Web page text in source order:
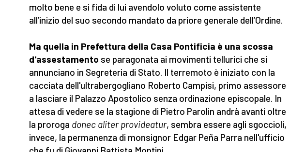
molto bene e si fida di lui avendolo voluto come assistente
all’inizio del suo secondo mandato da priore generale dell’Ordine.
Ma quella in Prefettura della Casa Pontificia è una scossa
d'assestamento se paragonata ai movimenti tellurici che si
annunciano in Segreteria di Stato. Il terremoto è iniziato con la
cacciata dell'ultrabergogliano Roberto Campisi, primo assessore
a lasciare il Palazzo Apostolico senza ordinazione episcopale. In
attesa di vedere se la stagione di Pietro Parolin andrà avanti oltre
la proroga donec aliter provideatur, sembra essere agli sgoccioli,
invece, la permanenza di monsignor Edgar Peña Parra nell'ufficio